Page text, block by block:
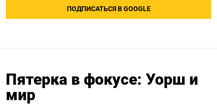
ПОДПИСАТЬСЯ В GOOGLE
Пятерка в фокусе: Уорш и
мир